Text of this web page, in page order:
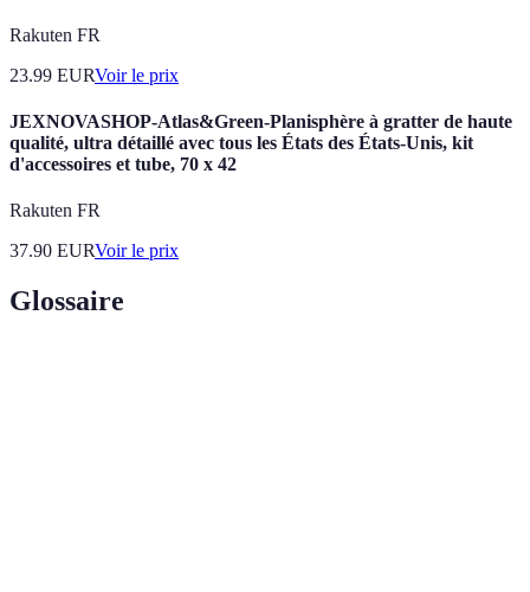
Rakuten FR
23.99 EURVoir le prix
JEXNOVASHOP-Atlas&Green-Planisphère à gratter de haute
qualité, ultra détaillé avec tous les États des États-Unis, kit
d'accessoires et tube, 70 x 42
Rakuten FR
37.90 EURVoir le prix
Glossaire